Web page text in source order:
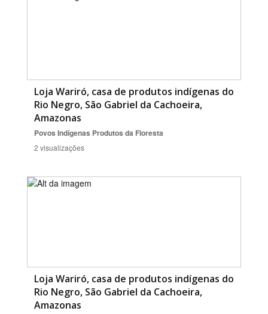
Loja Wariró, casa de produtos indígenas do
Rio Negro, São Gabriel da Cachoeira,
Amazonas
Povos Indígenas Produtos da Floresta
2 visualizações
Loja Wariró, casa de produtos indígenas do
Rio Negro, São Gabriel da Cachoeira,
Amazonas